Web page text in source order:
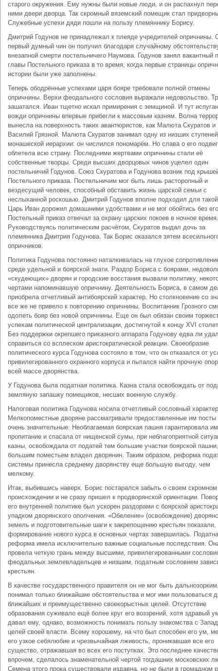
старого окружения. Ему нужны были новые люди, и он распахнул
ними двери дворца. Так скромный вяземский помещик стал
Служебные успехи дяди пошли на пользу племяннику Борису.
Дмитрий Годунов не принадлежал к плеяде учредителей опричнины.
первый думный чин он получил благодаря случайному
внезапной смерти постельничего Наумова. Годунов занял вакантный
главы Постельного приказа в то время, когда первые страницы
истории были уже заполнены.
Теперь ободрённые успехами царя бояре требовали полной отмены
опричнины. Верхи феодального сословия выражали недовольство.
зашатался. Иван тщетно искал примирения с земщиной. И тут
вожди опричнины впервые прибегли к массовым казням. Волна
вынесла на поверхность таких авантюристов, как Малюта Скуратов и
Василий Грязной. Малюта Скуратов занимал одну из низших
монашеской иерархии: он числился пономарём. Но слава о его
облетела всю страну. Последними жертвами опричнины стали её
собственные творцы. Среди высших дворцовых чинов уцелел один
постельничий Годунов. Союз Скуратова и Годунова возник под
Постельного приказа. Постельничим мог быть лишь расторопный и
вездесущий человек, способный обставить жизнь царской семьи с
неслыханной роскошью. Дмитрий Годунов вполне подходил для
Царь Иван дорожил домашними удобствами и не мог обойтись без
Постельный приказ отвечал за охрану царских покоев в ночное время.
Руководствуясь политическим расчётом, Скуратов выдал дочь за
племянника Дмитрия Годунова. Так Борис оказался зятем
опричников.
Политика Годунова постоянно наталкивалась на глухое
среде удельной и боярской знати. Раздор Бориса с боярами,
«скудеющих» дворян и городские восстания вызвали политику,
чертами напоминавшую опричнину. Деятельность Бориса, в самом
приобрела отчетливый антибоярский характер. Но столкновение со
все же не привело к повторению опричнины. Воспитанник Грозного
одолеть бояр без новой опричнины. Еще он был обязан своим
успехам политической централизации, достигнутой к концу ХVI
Без поддержки окрепшего приказного аппарата Годунову едва ли
справиться со всплеском аристократической реакции. Своеобразие
политического курса Годунова состояло в том, что он отказался от
привилегированного охранного корпуса и пытался найти прочную
всей массе дворянства.
У Годунова была податная политика. Казна стала освобождать от
земляную запашку помещиков, несших военную службу.
Налоговая политика Годунова носила отчетливый сословный
Мелкопоместные дворяне рассматривали предоставленные им посты
очень значительные. Необлагаемая боярская пашня гарантировала им
пропитание и спасала от нищенской сумы, при неблагоприятной
казны, освобождала от податей тем большие участки боярской
большим поместьем владел дворянин. Таким образом, реформа
системы принесла среднему дворянству еще большую выгоду, чем
мелкому.
Итак, выбившись наверх. Борис постарался забыть о своем скромном
происхождении и не сразу пришел к продворянской ориентации.
его внутренней политике был ускорен раздорами с боярской
упадком дворянского ополчения. «Обеление» (освобождение)
земель и подготовительные шаги к закрепощению крестьян показали,
формирование нового курса в основных чертах завершилась.
реформа имела исключительно важные социальные последствия.
провела четкую грань между высшими, привилегированными
феодальных землевладельцев и низшим, податным сословием
крестьян.
В качестве государственного правителя он не мог быть
понимал только ближайшие обстоятельства и мог ими пользоваться
ближайших и преимущественно своекорыстных целей. Отсутствие
образования суживало ещё более круг его воззрений, хотя здравый
давал ему, однако, возможность понимать пользу знакомства с
целей своей власти. Всему хорошему, на что был способен его ум,
его узкое себялюбие и чрезвычайная лживость, проникавшая все его
существо, отражавшая во всех его поступках. Это последнее
впрочем, сделалось знаменательной чертой тогдашних московских
Семена этого прока существовали издавна, но не были в громадном